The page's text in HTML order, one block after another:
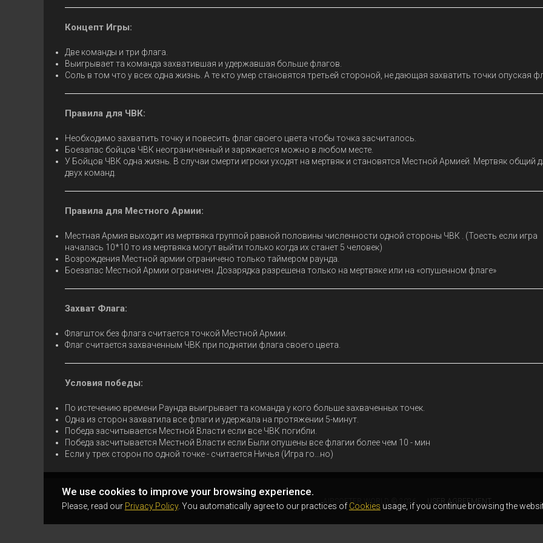
Концепт Игры:
Две команды и три флага.
Выигрывает та команда захватившая и удержавшая больше флагов.
Соль в том что у всех одна жизнь. А те кто умер становятся третьей стороной, не дающая захватить точки опуская
Правила для ЧВК:
Необходимо захватить точку и повесить флаг своего цвета чтобы точка засчиталось.
Боезапас бойцов ЧВК неограниченный и заряжается можно в любом месте.
У Бойцов ЧВК одна жизнь. В случаи смерти игроки уходят на мертвяк и становятся Местной Армией. Мертвяк общий
двух команд.
Правила для Местного Армии:
Местная Армия выходит из мертвяка группой равной половины численности одной стороны ЧВК . (Тоесть если игра
началась 10*10 то из мертвяка могут выйти только когда их станет 5 человек)
Возрождения Местной армии ограничено только таймером раунда.
Боезапас Местной Армии ограничен. Дозарядка разрешена только на мертвяке или на «опушенном флаге»
Захват Флага:
Флагшток без флага считается точкой Местной Армии
Флаг считается захваченным ЧВК при поднятии флага своего цвета.
Условия победы:
По истечению времени Раунда выигрывает та команда у кого больше захваченных точек.
Одна из сторон захватила все флаги и удержала на протяжении 5-минут.
Победа засчитывается Местной Власти если все ЧВК погибли.
Победа засчитывается Местной Власти если Были опушены все флагии более чем 10 - мин
Если у трех сторон по одной точке - считается Ничья (Игра го...но)
We use cookies to improve your browsing experience.
Please, read our Privacy Policy. You automatically agree to our practices of Cookies usage, if you continue browsing the
AIRSOFTER.WORLD © 2026 USER AGREEMENT